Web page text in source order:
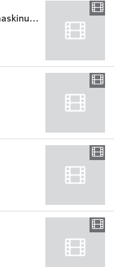
Aktuelt. International landbrugsmaskinudstilling i Odense.